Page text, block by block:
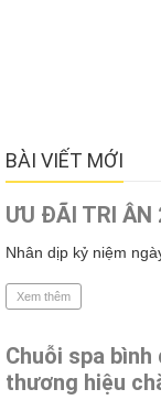
BÀI VIẾT MỚI
ƯU ĐÃI TRI
Nhân dịp kỷ niệm
Xem thêm
Chuỗi spa
thương hiệu